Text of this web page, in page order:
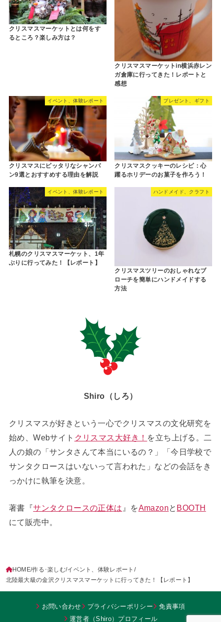
クリスマスマーケットとは何をす
るところ？楽しみ方は？
クリスマスマーケットin横浜赤レン
ガ倉庫に行ってきた！レポートと
感想
イベント、体験レポート
クリスマスにピッタリなシャンパ
ン9選とおすすめする理由を解説
プレゼント、ギフト
クリスマスクッキーのレシピ：心
躍るホリデーのお菓子を作ろう！
イベント、体験レポート
札幌のクリスマスマーケット、1年
ぶりに行ってみた！【レポート】
ハンドメイド、クラフト
クリスマスツリーのおしゃれなブ
ローチを簡単にハンドメイドする
方法
Shiro（しろ）
クリスマスが好きという一心でクリスマスの文化研究を
始め、Webサイト クリスマス大好き！ を立ち上げる。二
人の娘の「サンタさんて本当にいるの？」「今日学校で
サンタクロースはいないって言われた」などの会話をき
っかけに執筆を決意。
著書『サンタクロースの正体は 』をAmazonと BOOTH
にて販売中。
HOME 作る･楽しむ イベント、体験レポート
北陸最大級の金沢クリスマスマーケットに行ってきた！【レポート】
お問い合わせ プライバシーポリシー
免責事項
運営者（Shiro）プロフィール